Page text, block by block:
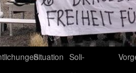
Situation Soli-